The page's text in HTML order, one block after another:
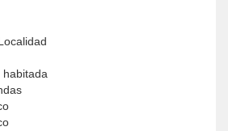
habitada